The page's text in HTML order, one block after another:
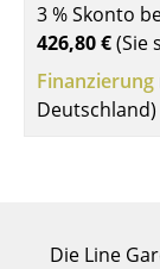
Gartentische
Servierwagen
3 % Skonto
426,80 €(Sie
Finanzierung
Deutschland)
Die Line